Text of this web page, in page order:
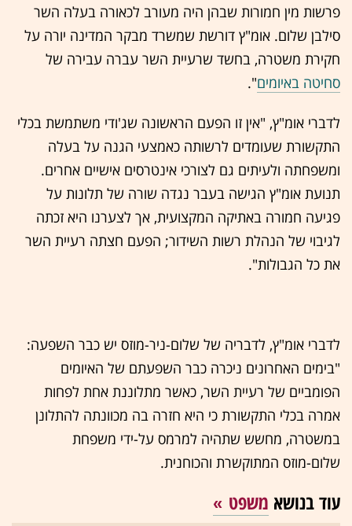
פרשות מין חמורות שבהן היה מעורב לכאורה בעלה השר
סילבן שלום. אומ"ץ דורשת שמשרד מבקר המדינה יורה על
חקירת משטרה, בחשד שרעיית השר עברה עבירה של
סחיטה באיומים"
.
לדברי אומ"ץ, "אין זו הפעם הראשונה שג'ודי משתמשת בכלי
התקשורת שעומדים לרשותה כאמצעי הגנה על בעלה
ומשפחתה ולעיתים גם לצורכי אינטרסים אישיים אחרים.
תנועת אומ"ץ הגישה בעבר נגדה שורה של תלונות על
פגיעה חמורה באתיקה המקצועית, אך לצערנו היא זכתה
לגיבוי של הנהלת רשות השידור; הפעם חצתה רעיית השר
את כל הגבולות".
לדברי אומ"ץ, לדבריה של שלום-ניר-מוזס יש כבר השפעה:
"בימים האחרונים ניכרה כבר השפעתם של האיומים
הפומביים של רעיית השר, כאשר מתלוננת אחת לפחות
אמרה בכלי התקשורת כי היא חזרה בה מכוונתה להתלונן
במשטרה, מחשש שתהיה למרמס על-ידי משפחת
שלום-מוזס המתוקשרת והכוחנית.
עוד בנושא משפט